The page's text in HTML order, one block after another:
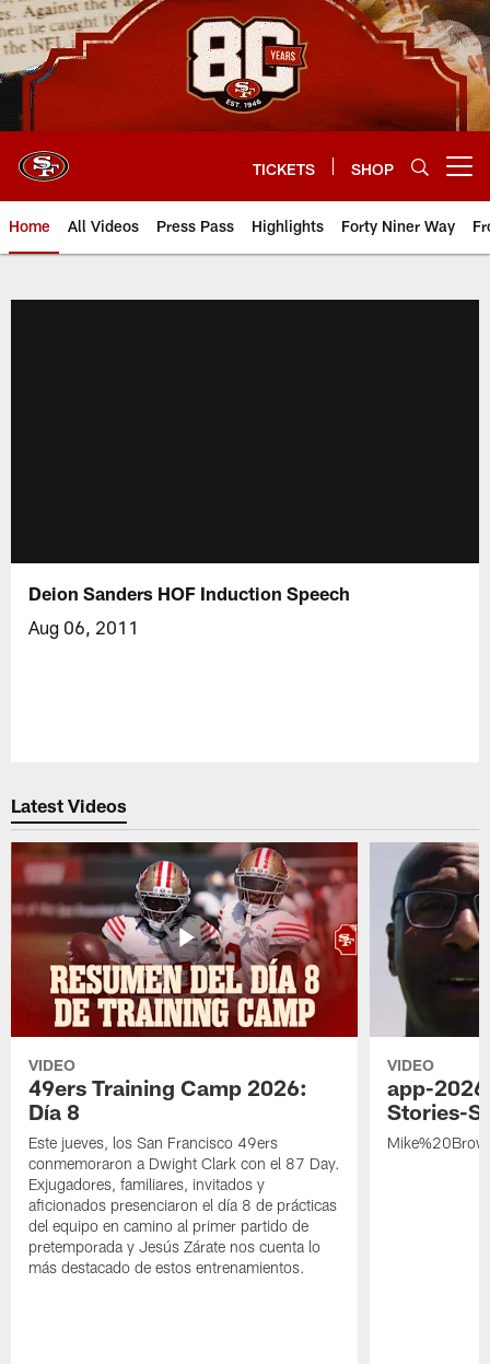
Skip
to
main
content
TICKETS SHOP
Home All Videos Press Pass Highlights Forty Niner Way
Deion Sanders HOF Induction Speech
Aug 06, 2011
Latest Videos
VIDEO
49ers Training Camp 2026:
Día 8
Este jueves, los San Francisco 49ers
conmemoraron a Dwight Clark con el 87 Day.
Exjugadores, familiares, invitados y
aficionados presenciaron el día 8 de prácticas
del equipo en camino al primer partido de
pretemporada y Jesús Zárate nos cuenta lo
más destacado de estos entrenamientos.
VIDEO
app-
Stories-